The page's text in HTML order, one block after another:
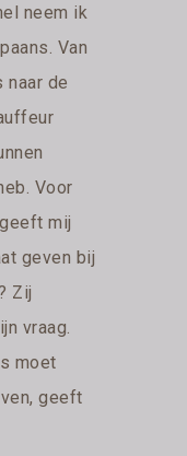
neem ik
Van
de
Voor
mij
geven bij
Zij
vraag.
moet
geeft